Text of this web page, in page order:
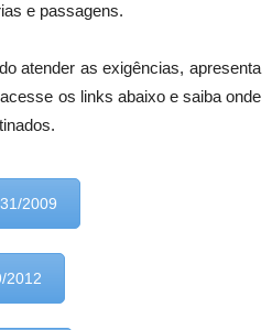
e passagens.
atender as exigências, apresenta
os links abaixo e saiba onde
2009
2012